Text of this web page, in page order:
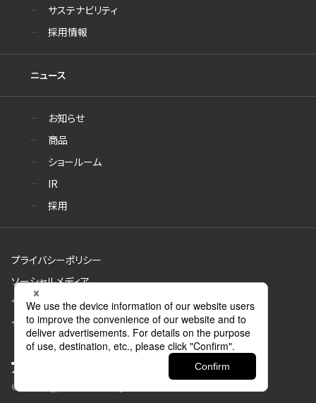
サステナビリティ
採用情報
ニュース
お知らせ
商品
ショールーム
IR
採用
プライバシーポリシー
ソーシャルメディア
サイトのご利用について
サイトマップ
© Aica Kogyo Co., Ltd. all rights reserved.